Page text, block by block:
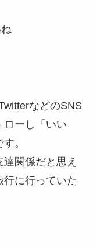
などのSNS
ローし「いい
。
関係だと思え
行に行っていた